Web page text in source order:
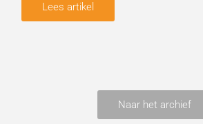
Lees artikel
Naar het archief